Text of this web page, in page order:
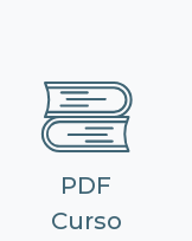
PDF
Curso